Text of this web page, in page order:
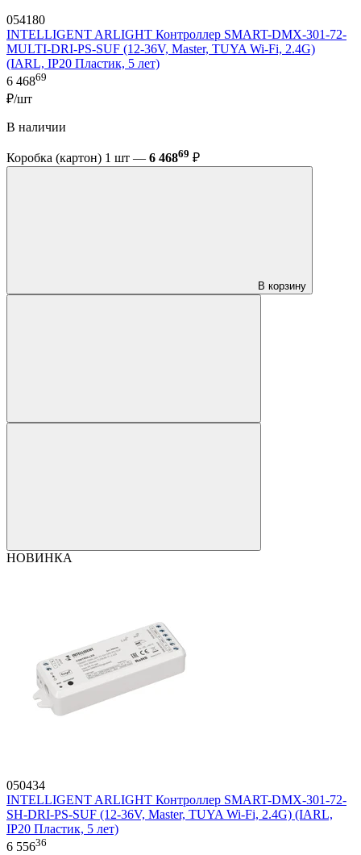
054180
INTELLIGENT ARLIGHT Контроллер SMART-DMX-301-72-
MULTI-DRI-PS-SUF (12-36V, Master, TUYA Wi-Fi, 2.4G)
(IARL, IP20 Пластик, 5 лет)
6 46869
₽/шт
В наличии
Коробка (картон) 1 шт — 6 46869 ₽
В корзину
НОВИНКА
050434
INTELLIGENT ARLIGHT Контроллер SMART-DMX-301-72-
SH-DRI-PS-SUF (12-36V, Master, TUYA Wi-Fi, 2.4G) (IARL,
IP20 Пластик, 5 лет)
6 55636